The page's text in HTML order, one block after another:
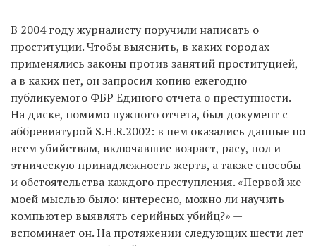
В 2004 году журналисту поручили написать о
проституции. Чтобы выяснить, в каких городах
применялись законы против занятий проституцией,
а в каких нет, он запросил копию ежегодно
публикуемого ФБР Единого отчета о преступности.
На диске, помимо нужного отчета, был документ с
аббревиатурой S.H.R.2002: в нем оказались данные по
всем убийствам, включавшие возраст, расу, пол и
этническую принадлежность жертв, а также способы
и обстоятельства каждого преступления. «Первой же
моей мыслью было: интересно, можно ли научить
компьютер выявлять серийных убийц?» —
вспоминает он. На протяжении следующих шести лет